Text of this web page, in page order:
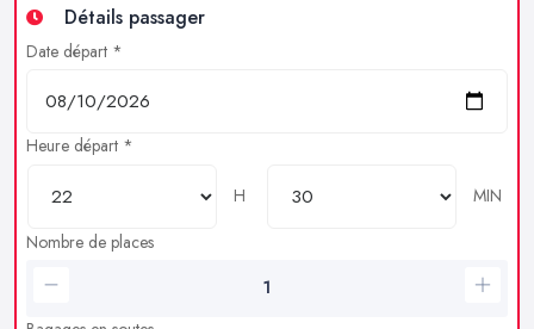
Détails passager
Date départ *
Heure départ *
H
MIN
Nombre de places